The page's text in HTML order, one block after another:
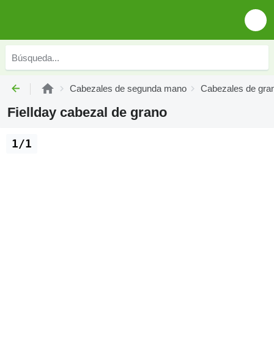
Cabezales de segunda mano Cabezales de
Fiellday cabezal de grano
1/1